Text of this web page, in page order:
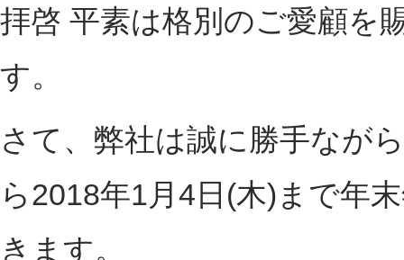
拝啓 平素は格別のご愛顧を
す。
さて、弊社は誠に勝手なが
ら2018年1月4日(木)まで年
きます。